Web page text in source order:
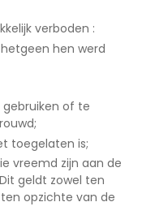
verboden :
hen werd
of te
toegelaten is;
vreemd zijn aan de
geldt zowel ten
opzichte van de